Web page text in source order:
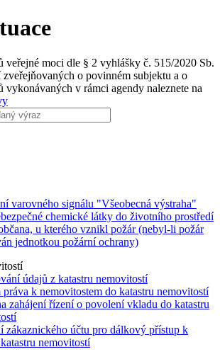
veřejné moci dle § 2 vyhlášky č. 515/2020 Sb.
o povinném subjektu a o
vykonávaných v rámci agendy naleznete na
varovného signálu "Všeobecná výstraha"
chemické látky do životního prostředí
u kterého vznikl požár (nebyl-li požár
jednotkou požární ochrany)
údajů z katastru nemovitostí
práva k nemovitostem do katastru nemovitostí
zahájení řízení o povolení vkladu do katastru
zákaznického účtu pro dálkový přístup k
nemovitostí